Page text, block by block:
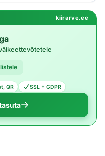
kiirarve.ee
QR SSL + GDPR